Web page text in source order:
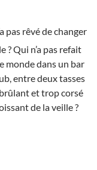
pas rêvé de changer
? Qui n’a pas refait
monde dans un bar
entre deux tasses
et trop corsé
de la veille ?